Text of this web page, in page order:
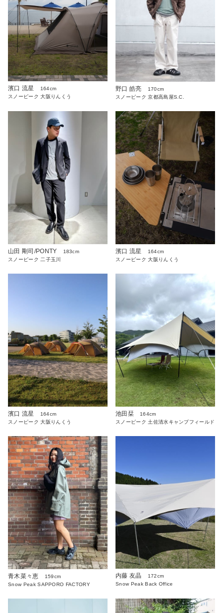
濱口 流星
164cm
スノーピーク 大阪りんくう
野口 皓亮
170cm
スノーピーク 京都高島屋S.C.
山田 剛司/PONTY
183cm
スノーピーク 二子玉川
濱口 流星
164cm
スノーピーク 大阪りんくう
濱口 流星
164cm
スノーピーク 大阪りんくう
池田栞
164cm
スノーピーク 土佐清水キャンプフィールド
青木菜々恵
159cm
Snow Peak SAPPORO FACTORY
内藤 友晶
172cm
Snow Peak Back Office